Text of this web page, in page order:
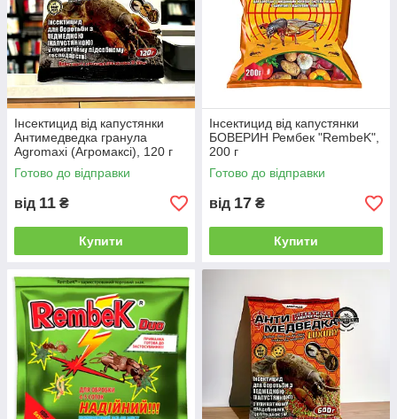
Інсектицид від капустянки
Антимедведка гранула
Agromaxi (Агромаксі), 120 г
Готово до відправки
від 11 ₴
Купити
Інсектицид від капустянки
БОВЕРИН Рембек "RembeK",
200 г
Готово до відправки
від 17 ₴
Купити